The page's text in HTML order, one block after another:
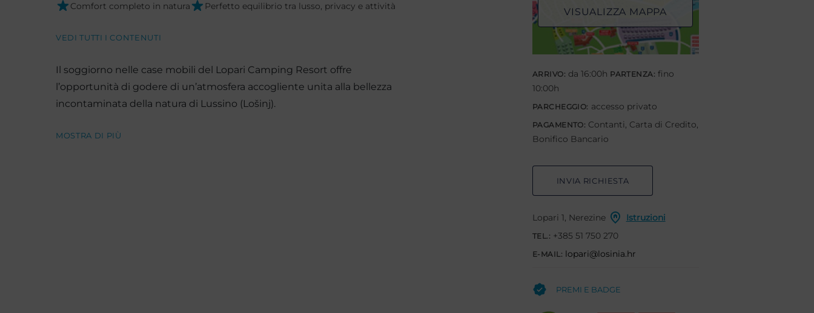
Comfort completo in natura
Perfetto equilibrio tra lusso, privacy e attività
VEDI TUTTI I CONTENUTI
Il soggiorno nelle case mobili del Lopari Camping Resort offre
l’opportunità di godere di un’atmosfera accogliente unita alla bellezza
incontaminata della natura di Lussino (Lošinj).
MOSTRA DI PIÙ
VISUALIZZA MAPPA
ARRIVO: da 16:00h PARTENZA: fino
10:00h
PARCHEGGIO: accesso privato
PAGAMENTO: Contanti, Carta di Credito,
Bonifico Bancario
INVIA RICHIESTA
Lopari 1, Nerezine Istruzioni
TEL.: +385 51 750 270
E-MAIL: lopari@losinia.hr
PREMI E BADGE